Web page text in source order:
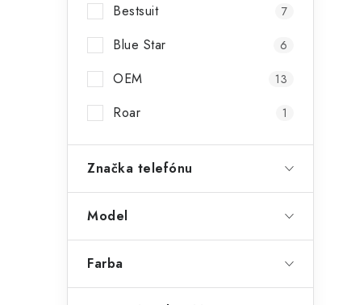
Bestsuit 7
Blue Star 6
OEM 13
Roar 1
Značka telefónu
Model
Farba